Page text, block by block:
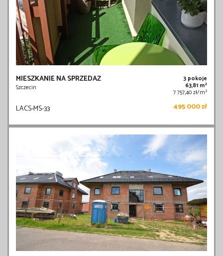
MIESZKANIE NA SPRZEDAŻ
Szczecin
3 pokoje
63,81 m2
7 757,40 zł/m2
LACS-MS-33 495 000 zł